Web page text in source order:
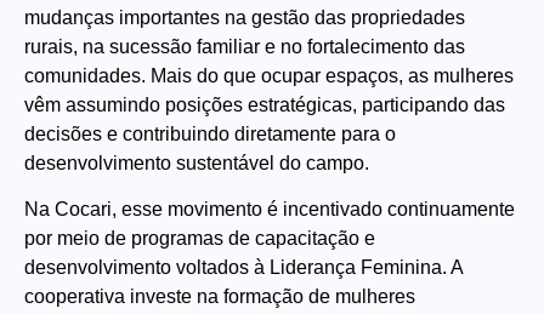
mudanças importantes na gestão das propriedades
rurais, na sucessão familiar e no fortalecimento das
comunidades. Mais do que ocupar espaços, as mulheres
vêm assumindo posições estratégicas, participando das
decisões e contribuindo diretamente para o
desenvolvimento sustentável do campo.
Na Cocari, esse movimento é incentivado continuamente
por meio de programas de capacitação e
desenvolvimento voltados à Liderança Feminina. A
cooperativa investe na formação de mulheres